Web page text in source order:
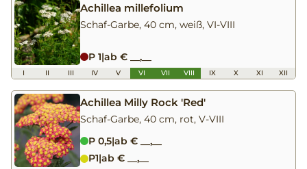
Achillea millefolium
Schaf-Garbe, 40 cm, weiß, VI-VIII
P 1|ab € __,__
I II III IV V VI VII VIII IX X XI XII
Achillea Milly Rock 'Red'
Schaf-Garbe, 40 cm, rot, V-VIII
P 0,5|ab € __,__
P1|ab € __,__